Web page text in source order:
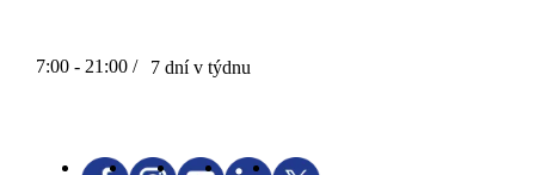
7:00 - 21:00 / 7 dní v týdnu